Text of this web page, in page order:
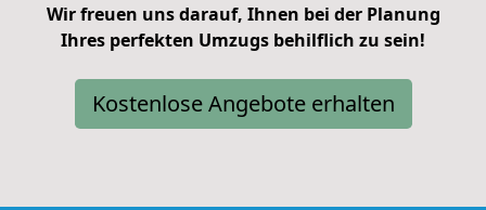
Wir freuen uns darauf, Ihnen bei der Planung
Ihres perfekten Umzugs behilflich zu sein!
Kostenlose Angebote erhalten